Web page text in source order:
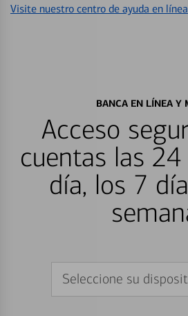
Visite nuestro centro de ayuda en línea
BANCA EN LÍNEA Y
Acceso
cuentas las
día, los 7
Seleccione su